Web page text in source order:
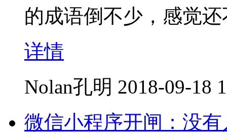
的成语倒不少，感觉还
详情
Nolan孔明 2018-09-18
微信小程序开闸：没